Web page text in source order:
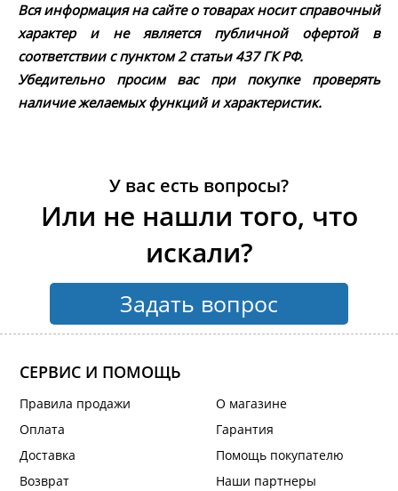
Вся информация на сайте о товарах носит справочный
характер и не является публичной офертой в
соответствии с пунктом 2 статьи 437 ГК РФ.
Убедительно просим вас при покупке проверять
наличие желаемых функций и характеристик.
У вас есть вопросы?
Или не нашли того, что
искали?
Задать вопрос
СЕРВИС И ПОМОЩЬ
Правила продажи
Оплата
Доставка
Возврат
О магазине
Гарантия
Помощь покупателю
Наши партнеры